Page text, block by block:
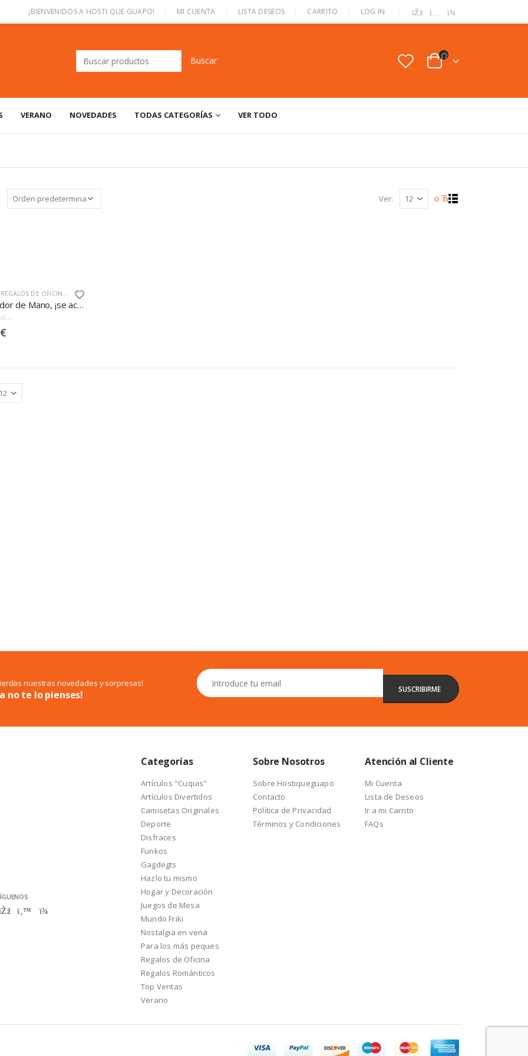
¡BIENVENIDOS A HOSTI QUE GUAPO! MI CUENTA LISTA DESEOS CARRITO LOG IN
Buscar:
VERANO NOVEDADES TODAS CATEGORÍAS VER TODO
Ver:
REGALOS DE OFICINA , VERANO
Ventilador de Mano, ¡se acabó el abanicar!
5
€
nuestras novedades y sorpresas!
no te lo pienses!
Categorías
Artículos "Cuquis"
Artículos Divertidos
Camisetas Originales
Deporte
Disfraces
Funkos
Gagdegts
Hazlo tu mismo
Hogar y Decoración
Juegos de Mesa
Mundo Friki
Nostalgia en vena
Para los más peques
Regalos de Oficina
Regalos Románticos
Top Ventas
Verano
Sobre Nosotros
Sobre Hostiqueguapo
Contacto
Política de Privacidad
Términos y Condiciones
Atención al Cliente
Mi Cuenta
Lista de Deseos
Ir a mi Carrito
FAQs